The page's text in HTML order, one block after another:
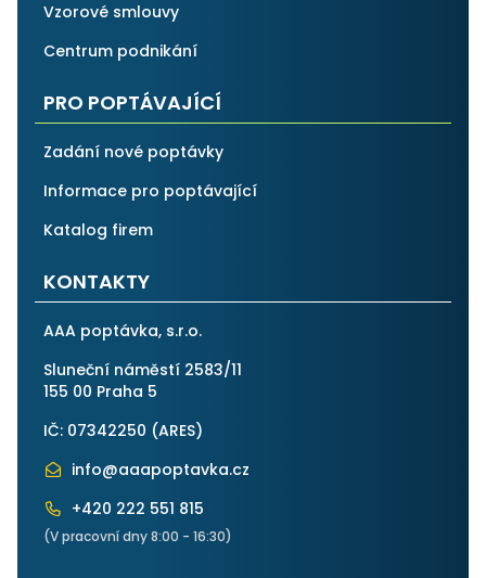
Vzorové smlouvy
Centrum podnikání
PRO POPTÁVAJÍCÍ
Zadání nové poptávky
Informace pro poptávající
Katalog firem
KONTAKTY
AAA poptávka, s.r.o.
Sluneční náměstí 2583/11
155 00 Praha 5
IČ: 07342250 (ARES)
info@aaapoptavka.cz
+420 222 551 815
(V pracovní dny 8:00 - 16:30)